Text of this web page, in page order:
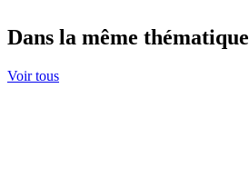
Dans la même thématique
Voir tous